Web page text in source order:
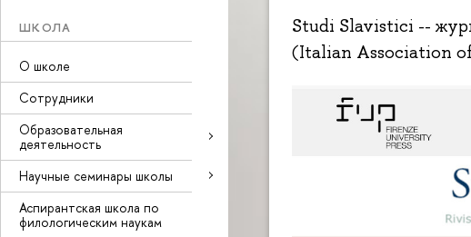
ШКОЛА
О школе
Сотрудники
Образовательная
деятельность
Научные семинары школы
Аспирантская школа по
филологическим наукам
Studi Slavistici --
(Italian Association